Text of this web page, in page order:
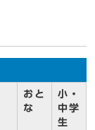
おと
な
小・
中学
生